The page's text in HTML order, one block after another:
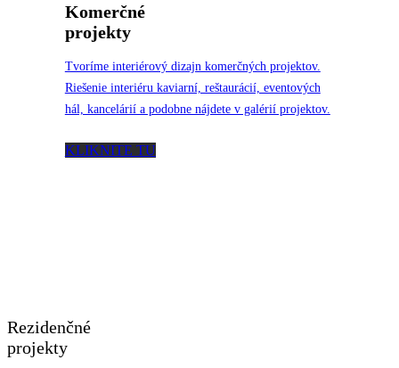
Komerčné
projekty
Tvoríme interiérový dizajn komerčných projektov.
Riešenie interiéru kaviarní, reštaurácií, eventových
hál, kancelárií a podobne nájdete v galérií projektov.
KLIKNITE TU
Rezidenčné
projekty